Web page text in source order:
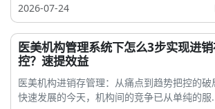
2026-07-24
医美机构管理系统下怎么3步实现进
控？速提效益
医美机构进销存管理：从痛点到趋势把控的
快速发展的今天，机构间的竞争已从单纯的服